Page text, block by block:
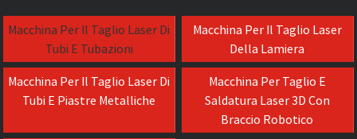
Macchina Per Il Taglio Laser Di
Tubi E Tubazioni
Macchina Per Il Taglio Laser
Della Lamiera
Macchina Per Il Taglio Laser Di
Tubi E Piastre Metalliche
Macchina Per Taglio E
Saldatura Laser 3D Con
Braccio Robotico